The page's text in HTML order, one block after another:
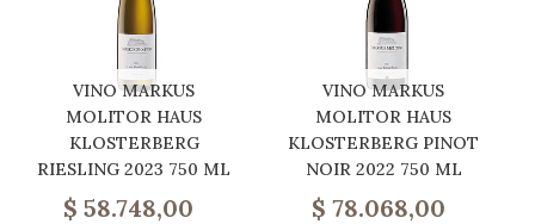
VINO MARKUS
MOLITOR HAUS
KLOSTERBERG
RIESLING 2023 750 ML
$58.748,00
VINO MARKUS
MOLITOR HAUS
KLOSTERBERG PINOT
NOIR 2022 750 ML
$ 78.068,00